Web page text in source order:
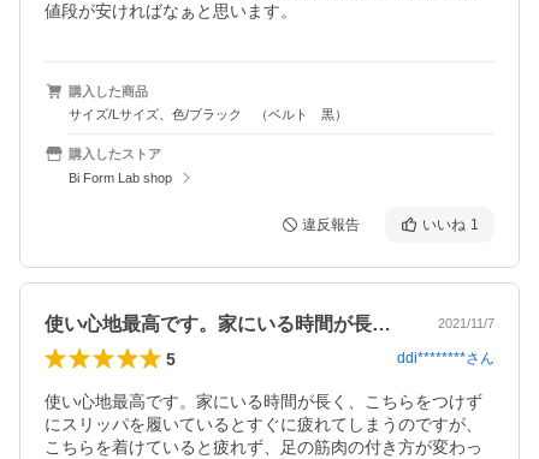
値段が安ければなぁと思います。
購入した商品
サイズ/Lサイズ、色/ブラック （ベルト 黒）
購入したストア
Bi Form Lab shop
違反報告 いいね 1
使い心地最高です。家にいる時間が長く、… 2021/11/7
5 ddi********さん
使い心地最高です。家にいる時間が長く、こちらをつけず
にスリッパを履いているとすぐに疲れてしまうのですが、
こちらを着けていると疲れず、足の筋肉の付き方が変わっ